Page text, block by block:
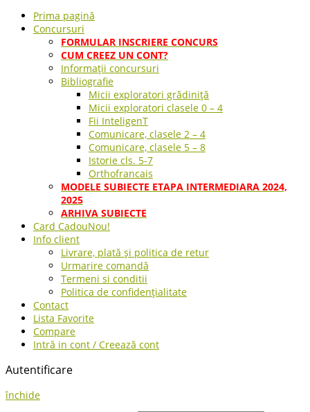
Prima pagină
Concursuri
FORMULAR INSCRIERE CONCURS
CUM CREEZ UN CONT?
Informații concursuri
Bibliografie
Micii exploratori grădiniță
Micii exploratori clasele 0 – 4
Fii InteligenT
Comunicare, clasele 2 – 4
Comunicare, clasele 5 – 8
Istorie cls. 5-7
Orthofrancais
MODELE SUBIECTE ETAPA INTERMEDIARA 2024,
2025
ARHIVA SUBIECTE
Card CadouNou!
Info client
Livrare, plată și politica de retur
Urmarire comandă
Termeni si conditii
Politica de confidențialitate
Contact
Lista Favorite
Compare
Intră in cont / Creează cont
Autentificare
închide